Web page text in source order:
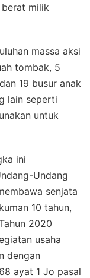
milik
massa aksi
tombak, 5
19 busur anak
lain seperti
untuk
ini
Undang
senjata
10 tahun,
2020
usaha
dengan
ayat 1 Jo pasal